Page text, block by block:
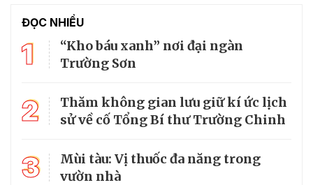
ĐỌC NHIỀU
1
“Kho báu xanh” nơi đại ngàn
Trường Sơn
2
Thăm không gian lưu giữ kí ức lịch
sử về cố Tổng Bí thư Trường Chinh
3
Mùi tàu: Vị thuốc đa năng trong
vườn nhà